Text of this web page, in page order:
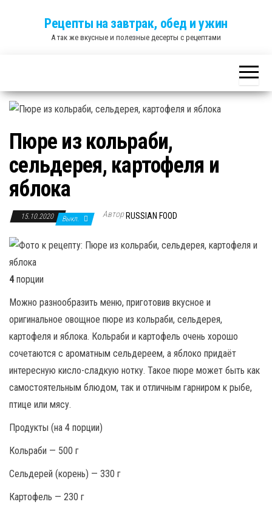
Рецепты на завтрак, обед и ужин
А так же вкусные и полезные десерты с рецептами
Пюре из кольраби,
сельдерея, картофеля и
яблока
15.10.2020 Выкл. Автор RUSSIAN FOOD
4порции
Можно разнообразить меню, приготовив вкусное и
оригинальное овощное пюре из кольраби, сельдерея,
картофеля и яблока. Кольраби и картофель очень хорошо
сочетаются с ароматным сельдереем, а яблоко придаёт
интересную кисло-сладкую нотку. Такое пюре может быть как
самостоятельным блюдом, так и отличным гарниром к рыбе,
птице или мясу.
Продукты (на 4 порции)
Кольраби — 500 г
Сельдерей (корень) — 330 г
Картофель — 230 г